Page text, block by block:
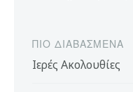
ΠΙΟ ΔΙΑΒΑΣΜΈΝΑ
Ιερές Ακολουθίες